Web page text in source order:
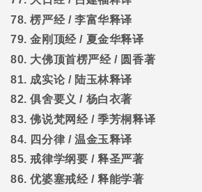
78.楞严经/李富华释译
79.金刚顶经/ 夏金华释译
80. 大佛顶首楞严经/ 圆香著
81. 成实论/ 陆玉林释译
82.俱舍要义 / 杨白衣著
83.佛说梵网经/季芳桐释译
84. 四分律 /温金玉释译
85.戒律学纲要 /释圣严著
86.优婆塞戒经/释能学著